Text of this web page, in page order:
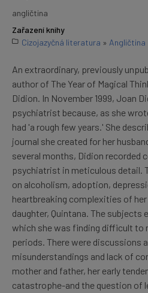
angličtina
Zařazení knihy
Cizojazyčná literatura » Angličtina
An extraordinary, previously
author of The Year of Magical
Didion. In November 1999, Joan
psychiatrist because, as she
had 'a rough few years.' She
journal she created for her
several months, Didion recorded
psychiatrist in meticulous detail.
on alcoholism, adoption,
heartbreaking complexities of
daughter, Quintana. The subjects
which she was finding difficult to
periods. There were discussions
misunderstandings and lack of
mother and father, her early
catastrophe-and the question of